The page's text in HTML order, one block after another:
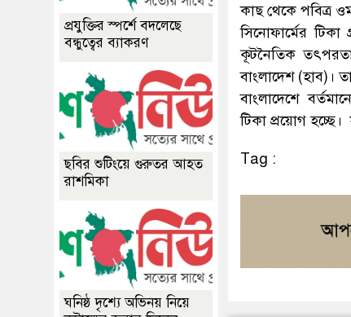
কাছ থেকে পবিত্র
সিনোফার্মের
কূটনৈতিক
বাংলাদেশ (হাব)।
বাংলাদেশে
টিকা প্রয়োগ
Tag :
প্রযুক্তির স্পর্শে বদলেছে
বন্ধুত্বের ব্যাকরণ
ছবির শুটিংয়ে গুরুতর আহত
রাশমিকা
ঘনিষ্ঠ দৃশ্যে অভিনয় নিয়ে